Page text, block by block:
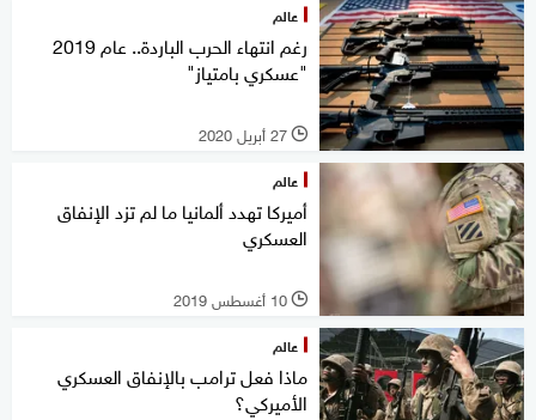
عالم
رغم انتهاء الحرب الباردة.. عام 2019
"عسكري بامتياز"
l 27 أبريل 2020
عالم
أميركا تهدد ألمانيا ما لم تزد الإنفاق
العسكري
l 10 أغسطس 2019
عالم
ماذا فعل ترامب بالإنفاق العسكري
الأميركي؟